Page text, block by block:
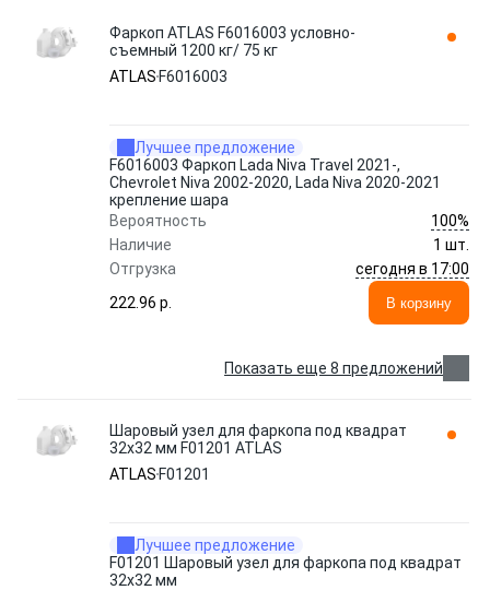
Фаркоп ATLAS F6016003 условно-
съемный 1200 кг/ 75 кг
ATLAS F6016003
Лучшее предложение
F6016003 Фаркоп Lada Niva Travel 2021-,
Chevrolet Niva 2002-2020, Lada Niva 2020-2021
крепление шара
Вероятность
100%
Наличие
1 шт.
Отгрузка
сегодня в 17:00
222.96 p.
В корзину
Показать еще 8 предложений
Шаровый узел для фаркопа под квадрат
32х32 мм F01201 ATLAS
ATLAS F01201
Лучшее предложение
F01201 Шаровый узел для фаркопа под квадрат
32x32 мм